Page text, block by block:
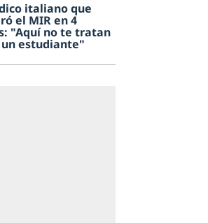
italiano que
el MIR en 4
"Aquí no te tratan
estudiante"